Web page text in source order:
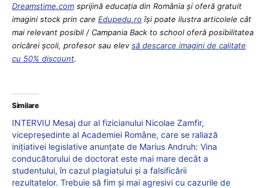
Dreamstime.com sprijină educaţia din România şi oferă gratuit
imagini stock prin care Edupedu.ro îşi poate ilustra articolele cât
mai relevant posibil / Campania Back to school oferă posibilitatea
oricărei școli, profesor sau elevsă descarce imagini de calitate
cu 50% discount.
Similare
INTERVIU Mesaj dur al fizicianului Nicolae Zamfir,
vicepreședinte al Academiei Române, care se raliază
inițiativei legislative anunțate de Marius Andruh: Vina
conducătorului de doctorat este mai mare decât a
studentului, în cazul plagiatului și a falsificării
rezultatelor. Trebuie să fim și mai agresivi cu cazurile de